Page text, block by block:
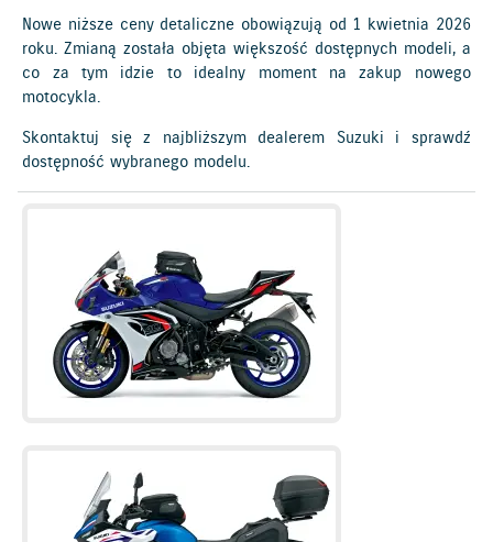
Nowe niższe ceny detaliczne obowiązują od 1 kwietnia 2026
roku. Zmianą została objęta większość dostępnych modeli, a
co za tym idzie to idealny moment na zakup nowego
motocykla.
Skontaktuj się z najbliższym dealerem Suzuki i sprawdź
dostępność wybranego modelu.